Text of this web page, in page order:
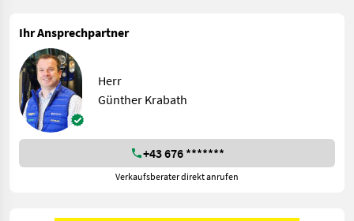
Ihr Ansprechpartner
Herr
Günther Krabath
+43 676 *******
Verkaufsberater direkt anrufen